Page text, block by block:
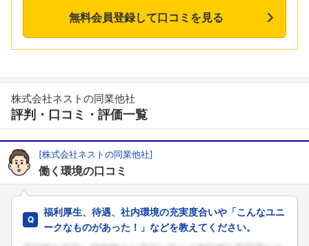
無料会員登録して口コミを見る
株式会社ネストの同業他社
評判・口コミ・評価一覧
[株式会社ネストの同業他社]
働く環境の口コミ
福利厚生、待遇、社内環境の充実度合いや「こんなユニ
ークなものがあった！」などを教えてください。